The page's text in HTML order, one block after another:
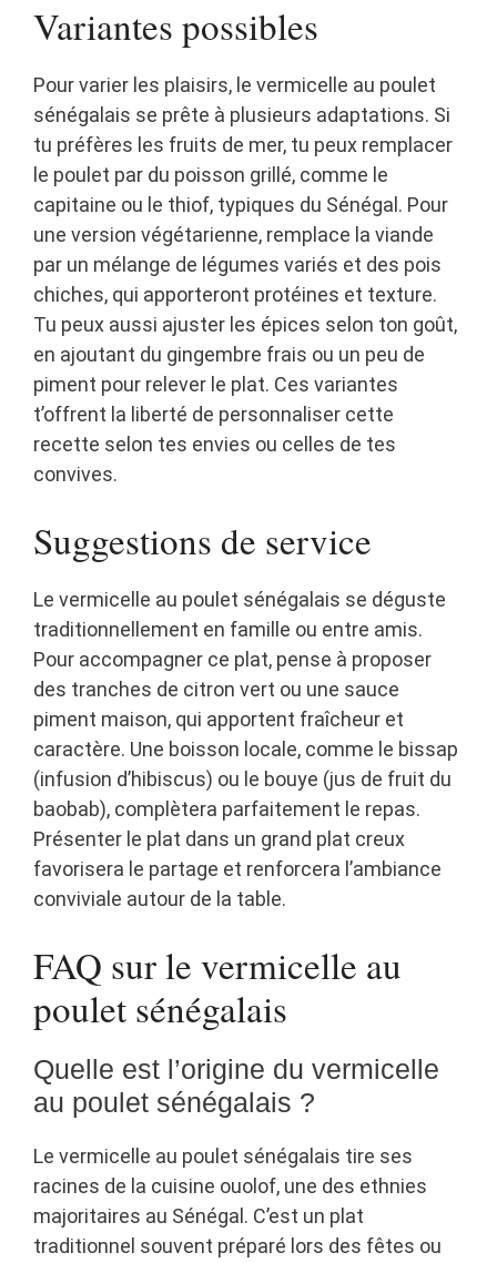
Variantes possibles
Pour varier les plaisirs, le vermicelle au poulet
sénégalais se prête à plusieurs adaptations. Si
tu préfères les fruits de mer, tu peux remplacer
le poulet par du poisson grillé, comme le
capitaine ou le thiof, typiques du Sénégal. Pour
une version végétarienne, remplace la viande
par un mélange de légumes variés et des pois
chiches, qui apporteront protéines et texture.
Tu peux aussi ajuster les épices selon ton goût,
en ajoutant du gingembre frais ou un peu de
piment pour relever le plat. Ces variantes
t’offrent la liberté de personnaliser cette
recette selon tes envies ou celles de tes
convives.
Suggestions de service
Le vermicelle au poulet sénégalais se déguste
traditionnellement en famille ou entre amis.
Pour accompagner ce plat, pense à proposer
des tranches de citron vert ou une sauce
piment maison, qui apportent fraîcheur et
caractère. Une boisson locale, comme le bissap
(infusion d’hibiscus) ou le bouye (jus de fruit du
baobab), complètera parfaitement le repas.
Présenter le plat dans un grand plat creux
favorisera le partage et renforcera l’ambiance
conviviale autour de la table.
FAQ sur le vermicelle au
poulet sénégalais
Quelle est l’origine du vermicelle
au poulet sénégalais ?
Le vermicelle au poulet sénégalais tire ses
racines de la cuisine ouolof, une des ethnies
majoritaires au Sénégal. C’est un plat
traditionnel souvent préparé lors des fêtes ou